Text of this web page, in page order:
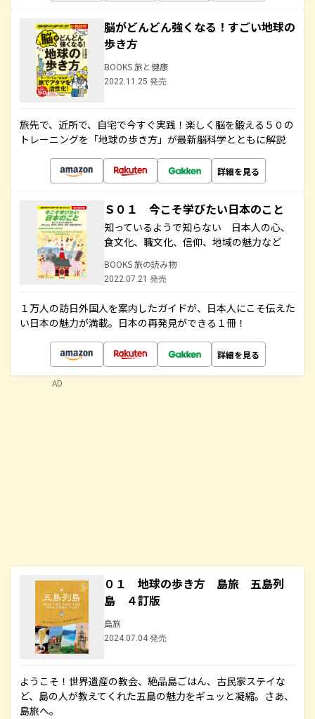
脳がどんどん強くなる！すごい地球の
歩き方
BOOKS 旅と健康
2022.11.25 発売
旅先で、近所で、自宅で今すぐ実践！楽しく脳を鍛える５０の
トレーニングを「地球の歩き方」が最新脳科学とともに解説
詳細を見る
Ｓ０１ 今こそ学びたい日本のこと
知っているようで知らない 日本人の心、
食文化、職文化、信仰、地域の魅力など
BOOKS 旅の読み物
2022.07.21 発売
１万人の訪日外国人を案内したガイドが、日本人にこそ伝えた
い日本の魅力が満載。日本の再発見ができる１冊！
詳細を見る
０１ 地球の歩き方 島旅 五島列
島 ４訂版
島旅
2024.07.04 発売
ようこそ！世界遺産の教会、絶品島ごはん、古民家ステイな
ど、島の人が教えてくれた五島の魅力をギュッと凝縮。さあ、
島旅へ。
AD